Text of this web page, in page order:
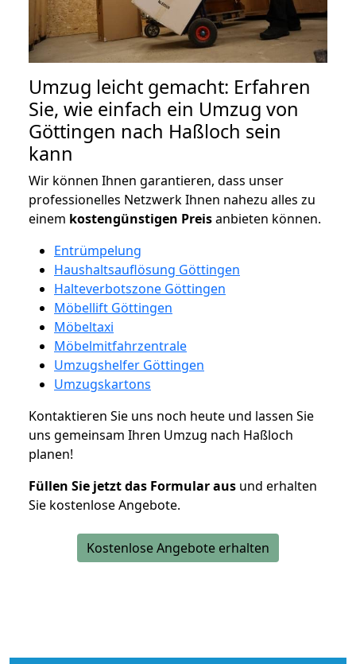
Umzug leicht gemacht: Erfahren
Sie, wie einfach ein Umzug von
Göttingen nach Haßloch sein
kann
Wir können Ihnen garantieren, dass unser
professionelles Netzwerk Ihnen nahezu alles zu
einem kostengünstigen Preisanbieten können.
Entrümpelung
Haushaltsauflösung Göttingen
Halteverbotszone Göttingen
Möbellift Göttingen
Möbeltaxi
Möbelmitfahrzentrale
Umzugshelfer Göttingen
Umzugskartons
Kontaktieren Sie uns noch heute und lassen Sie
uns gemeinsam Ihren Umzug nach Haßloch
planen!
Füllen Sie jetzt das Formular aus und erhalten
Sie kostenlose Angebote.
Kostenlose Angebote erhalten